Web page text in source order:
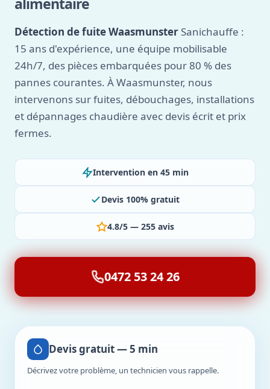
Détection de fuite Waasmunster Sanichauffe :
15 ans d'expérience, une équipe mobilisable
24h/7, des pièces embarquées pour 80 % des
pannes courantes. À Waasmunster, nous
intervenons sur fuites, débouchages, installations
et dépannages chaudière avec devis écrit et prix
fermes.
Intervention en 45 min
Devis 100% gratuit
4.8/5 — 255 avis
0472 53 24 26
Devis gratuit — 5 min
Décrivez votre problème, un technicien vous rappelle.